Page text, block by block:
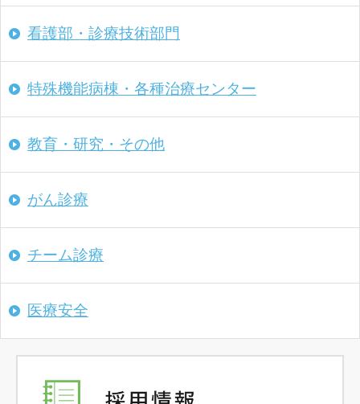
看護部・診療技術部門
特殊機能病棟・ 各種治療センター
教育・研究・その他
がん診療
チーム診療
医療安全